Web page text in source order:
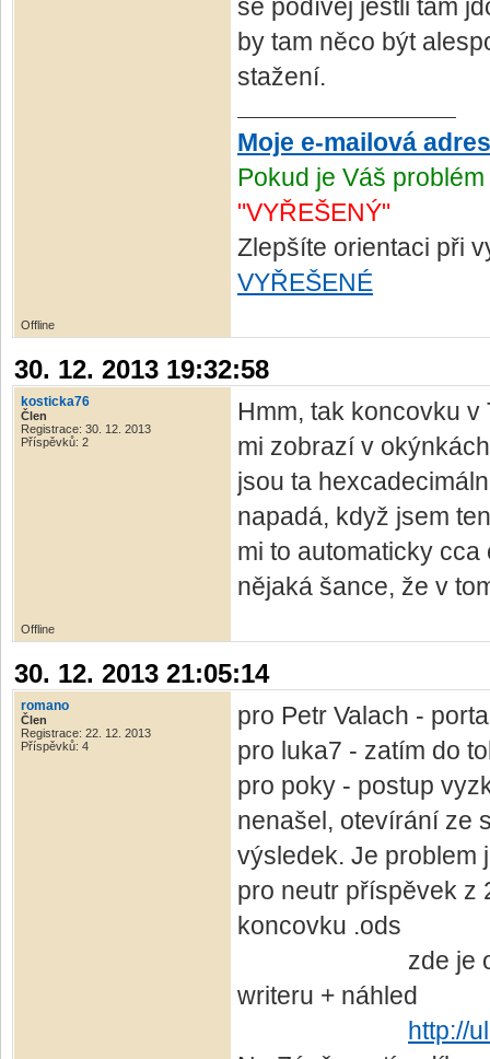
se podívej jestli tam
by tam něco být
stažení.
Moje e-mailová
Pokud je Váš
"VYŘEŠENÝ"
Zlepšíte orientaci při
VYŘEŠENÉ
Offline
30. 12. 2013 19:32:58
kosticka76
Člen
Registrace: 30. 12. 2013
Příspěvků: 2
Hmm, tak koncovku
mi zobrazí v
jsou ta
napadá, když jsem
mi to automaticky
nějaká šance, že v
Offline
30. 12. 2013 21:05:14
romano
Člen
Registrace: 22. 12. 2013
Příspěvků: 4
pro Petr Valach -
pro luka7 - zatím do
pro poky - postup
nenašel, otevírání ze
výsledek. Je problem
pro neutr příspěvek z
koncovku .ods
zde je odkaz na
writeru + náhled
http://